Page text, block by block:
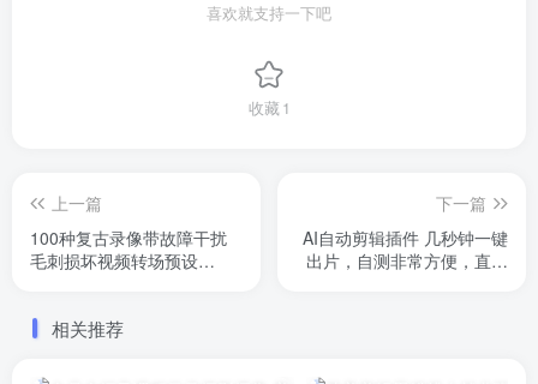
喜欢就支持一下吧
收藏1
上一篇
100种复古录像带故障干扰
毛刺损坏视频转场预设
下一篇
AI自动剪辑插件 几秒钟一键
出片，自测非常方便，直接
相关推荐